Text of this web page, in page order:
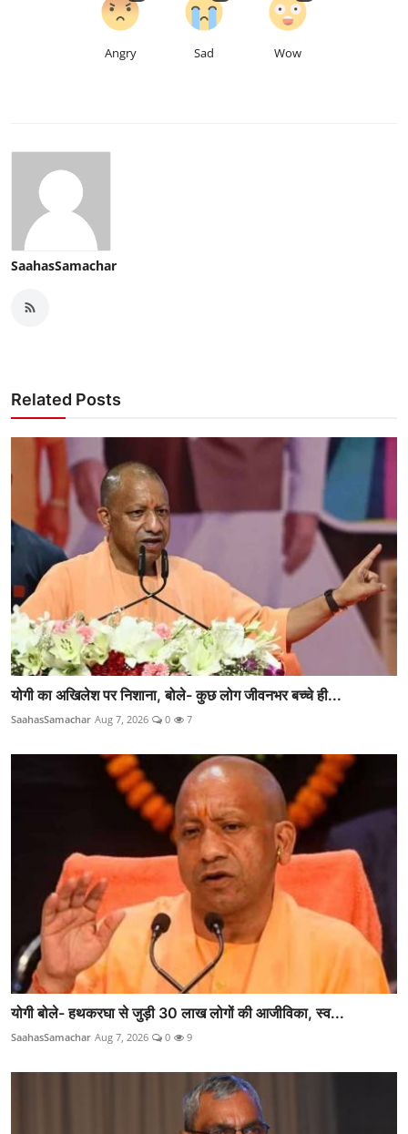
Angry Sad Wow
SaahasSamachar
Related Posts
योगी का अखिलेश पर निशाना, बोले- कुछ लोग जीवनभर बच्चे ही...
SaahasSamachar Aug 7, 2026 0 7
योगी बोले- हथकरघा से जुड़ी 30 लाख लोगों की आजीविका, स्व...
SaahasSamachar Aug 7, 2026 0 9